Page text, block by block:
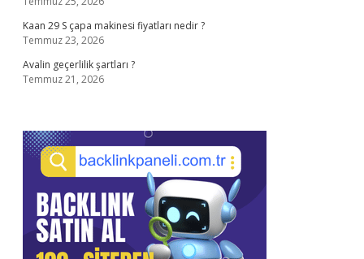
Kaan 29 S çapa makinesi fiyatları nedir ?
Temmuz 23, 2026
Avalin geçerlilik şartları ?
Temmuz 21, 2026